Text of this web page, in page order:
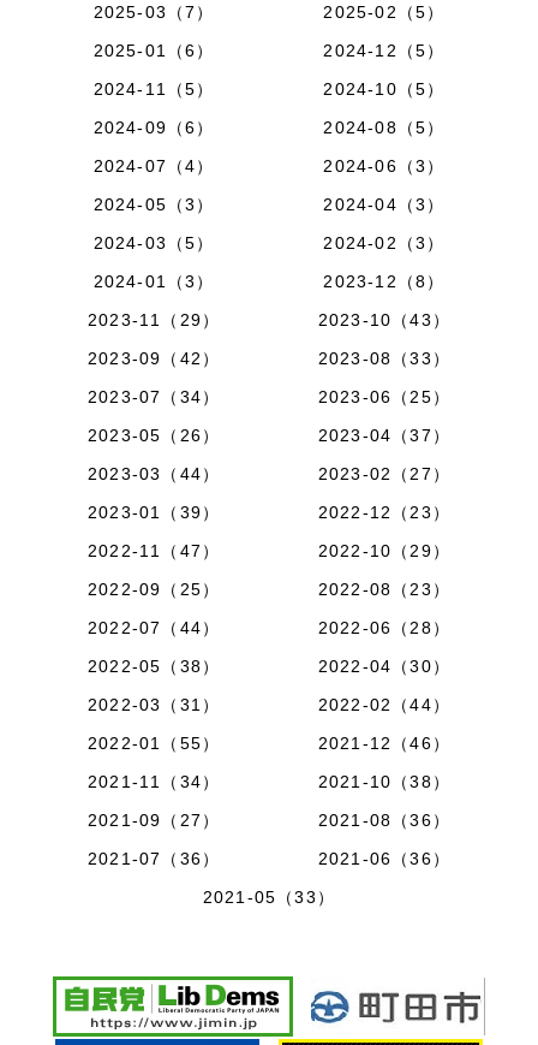
2025-03（7）
2025-02（5）
2025-01（6）
2024-12（5）
2024-11（5）
2024-10（5）
2024-09（6）
2024-08（5）
2024-07（4）
2024-06（3）
2024-05（3）
2024-04（3）
2024-03（5）
2024-02（3）
2024-01（3）
2023-12（8）
2023-11（29）
2023-10（43）
2023-09（42）
2023-08（33）
2023-07（34）
2023-06（25）
2023-05（26）
2023-04（37）
2023-03（44）
2023-02（27）
2023-01（39）
2022-12（23）
2022-11（47）
2022-10（29）
2022-09（25）
2022-08（23）
2022-07（44）
2022-06（28）
2022-05（38）
2022-04（30）
2022-03（31）
2022-02（44）
2022-01（55）
2021-12（46）
2021-11（34）
2021-10（38）
2021-09（27）
2021-08（36）
2021-07（36）
2021-06（36）
2021-05（33）